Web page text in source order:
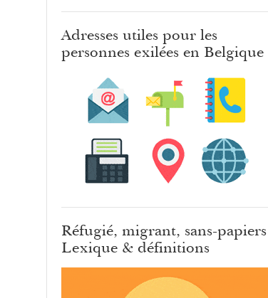
Adresses utiles pour les
personnes exilées en Belgique
Réfugié, migrant, sans-
Lexique & définitions